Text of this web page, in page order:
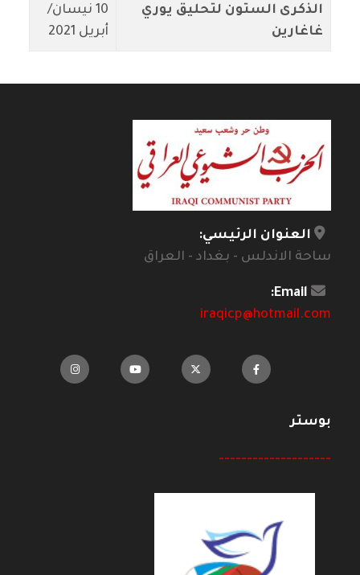
الذكرى الستون لتحليق يوري
غاغارين
10 نيسان/
أبريل 2021
العنوان الرئيسي:
ساحة الاندلس - بغداد - العراق
Email:
iraqicp@hotmail.com
بوستر
--------------------